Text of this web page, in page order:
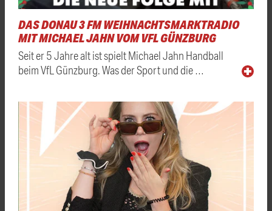
DAS DONAU 3 FM WEIHNACHTSMARKTRADIO
MIT MICHAEL JAHN VOM VFL GÜNZBURG
Seit er 5 Jahre alt ist spielt Michael Jahn Handball
beim VfL Günzburg. Was der Sport und die …